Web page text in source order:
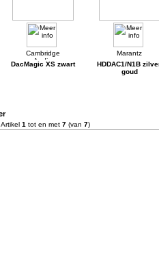
DacMagic XS zwart
HDDAC1/N1B
goud
Artikel 1 tot en met 7 (van 7)